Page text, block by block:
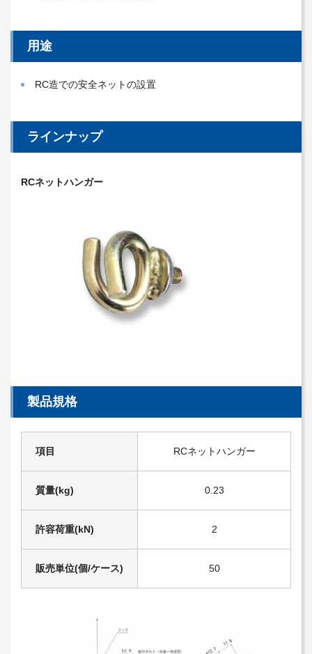
用途
RC造での安全ネットの設置
ラインナップ
RCネットハンガー
製品規格
項目 RCネットハンガー
質量(kg) 0.23
許容荷重(kN) 2
販売単位(個/ケース) 50